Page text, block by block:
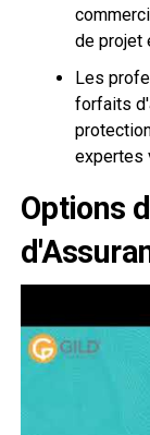
de projet
Les
forfaits
expertes
Options